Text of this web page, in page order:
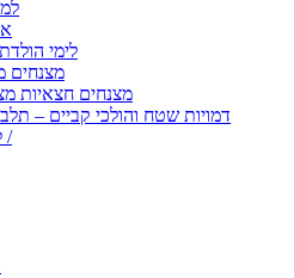
לימי
מצנחים
מצנחים חצאיות
דמויות שטח והולכי קביים –
לקבלות פנים /